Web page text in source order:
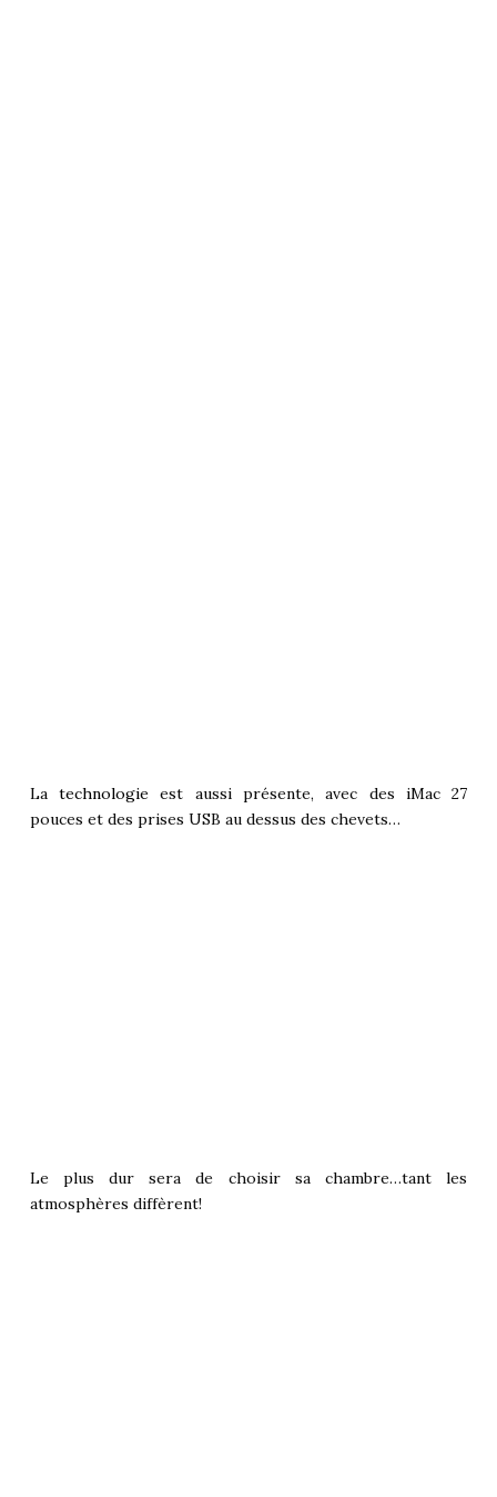
Latechnologie est aussi présente, avec des iMac 27
pouces et des prises USB au dessus des chevets…
Le plus dur sera de choisir sa chambre…tant les
atmosphères diffèrent!